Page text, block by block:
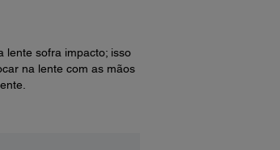
lente sofra impacto; isso
na lente com as mãos